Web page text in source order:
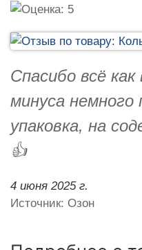
Спасибо всё как
минуса немного
упаковка, на
👍
4 июня 2025 г.
Источник: Озон